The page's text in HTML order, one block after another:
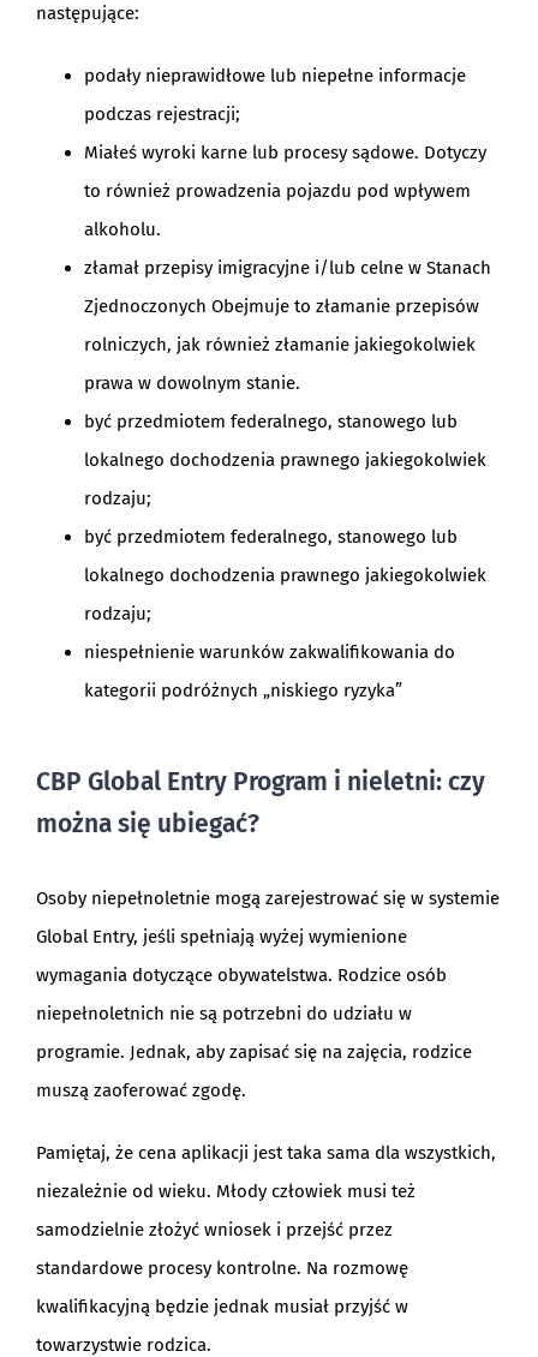
następujące:
podały nieprawidłowe lub niepełne informacje
podczas rejestracji;
Miałeś wyroki karne lub procesy sądowe. Dotyczy
to również prowadzenia pojazdu pod wpływem
alkoholu.
złamał przepisy imigracyjne i/lub celne w Stanach
Zjednoczonych Obejmuje to złamanie przepisów
rolniczych, jak również złamanie jakiegokolwiek
prawa w dowolnym stanie.
być przedmiotem federalnego, stanowego lub
lokalnego dochodzenia prawnego jakiegokolwiek
rodzaju;
być przedmiotem federalnego, stanowego lub
lokalnego dochodzenia prawnego jakiegokolwiek
rodzaju;
niespełnienie warunków zakwalifikowania do
kategorii podróżnych „niskiego ryzyka”
CBP Global Entry Program i nieletni: czy
można się ubiegać?
Osoby niepełnoletnie mogą zarejestrować się w systemie
Global Entry, jeśli spełniają wyżej wymienione
wymagania dotyczące obywatelstwa. Rodzice osób
niepełnoletnich nie są potrzebni do udziału w
programie. Jednak, aby zapisać się na zajęcia, rodzice
muszą zaoferować zgodę.
Pamiętaj, że cena aplikacji jest taka sama dla wszystkich,
niezależnie od wieku. Młody człowiek musi też
samodzielnie złożyć wniosek i przejść przez
standardowe procesy kontrolne. Na rozmowę
kwalifikacyjną będzie jednak musiał przyjść w
towarzystwie rodzica.